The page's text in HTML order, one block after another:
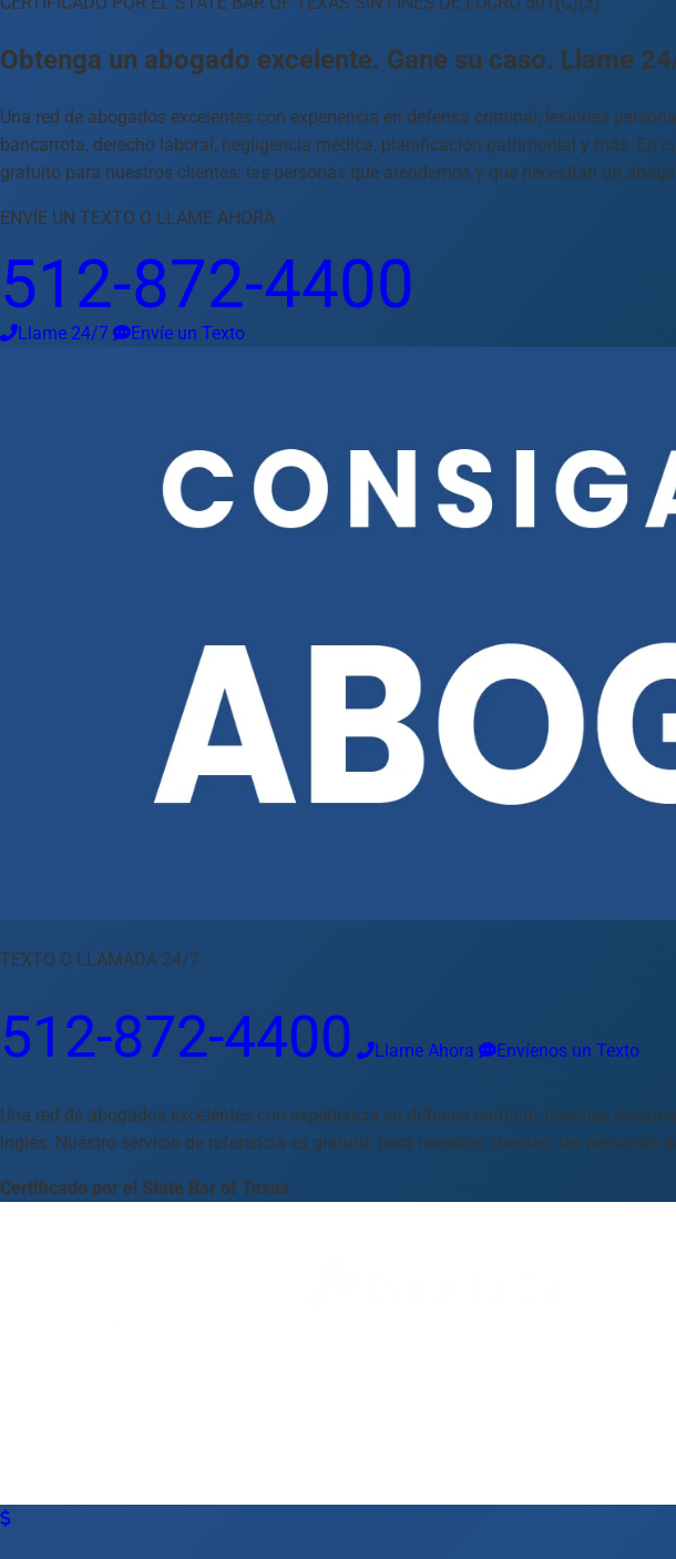
Áreas de Práctica
Más de 50 temas
Acerca de Nosotros
Para Abogados
Idioma
Español English 中文 Français Tiếng Việt
Su Ubicación
Austin 512-872-4400
Obtenga un abogado excelente. Gane su caso. Llame
Una red de abogados excelentes con experiencia en defensa criminal, lesiones
bancarrota, derecho laboral, negligencia médica, planificación patrimonial y más. En
gratuito para nuestros clientes: las personas que atendemos y que necesitan un
ENVÍE UN TEXTO O LLAME AHORA
512-872-4400
Llame 24/7 Envíe un Texto
TEXTO O LLAMADA 24/7
512-872-4400 Llame Ahora Envíenos un Texto
Una red de abogados excelentes con experiencia en defensa criminal, lesiones
inglés. Nuestro servicio de referencia es gratuito para nuestros clientes: las
Certificado por el State Bar of Texas